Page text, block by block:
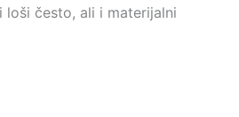
često, ali i materijalni